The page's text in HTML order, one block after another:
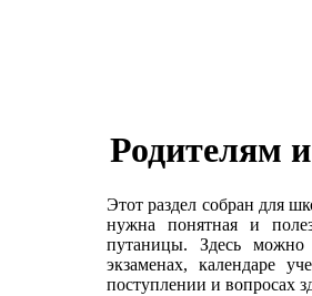
Родителям
Этот раздел собран для
нужна понятная и
путаницы. Здесь
экзаменах, календаре
поступлении и вопросах